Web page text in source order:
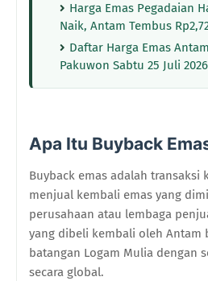
Harga Emas Pegadaian
Naik, Antam Tembus
Daftar Harga Emas
Pakuwon Sabtu 25 Juli 2026
Apa Itu Buyback
Buyback emas adalah transaksi
menjual kembali emas yang
perusahaan atau lembaga
yang dibeli kembali oleh Antam
batangan Logam Mulia dengan
secara global.